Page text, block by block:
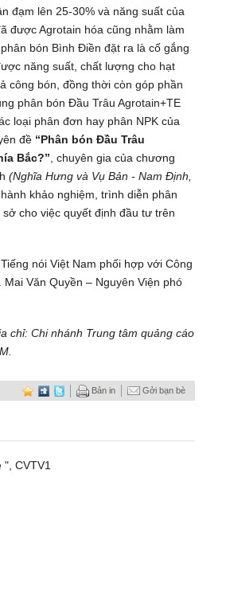
đạm lên 25-30% và năng suất của
được Agrotain hóa cũng nhằm làm
bón Bình Điền đặt ra là cố gắng
năng suất, chất lượng cho hạt
công bón, đồng thời còn góp phần
phân bón Đầu Trâu Agrotain+TE
loại phân đơn hay phân NPK của
đề “Phân bón Đầu Trâu
Bắc?” , chuyên gia của chương
(Nghĩa Hưng và Vụ Bản - Nam Định,
khảo nghiệm, trình diễn phân
cho việc quyết định đầu tư trên
nói Việt Nam phối hợp với Công
Văn Quyền – Nguyên Viện phó
chỉ: Chi nhánh Trung tâm quảng cáo
Gởi bạn bè
Bản in
CVTV1